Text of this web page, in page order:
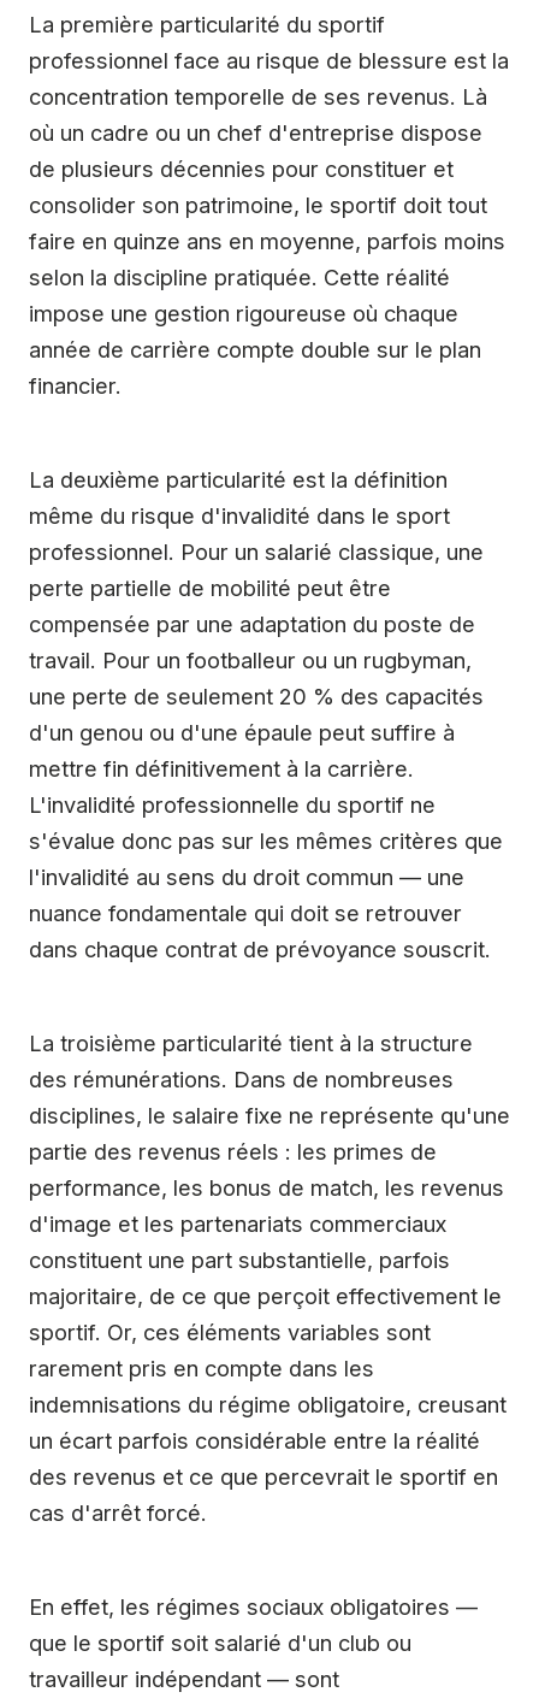
La première particularité du sportif
professionnel face au risque de blessure est la
concentration temporelle de ses revenus. Là
où un cadre ou un chef d'entreprise dispose
de plusieurs décennies pour constituer et
consolider son patrimoine, le sportif doit tout
faire en quinze ans en moyenne, parfois moins
selon la discipline pratiquée. Cette réalité
impose une gestion rigoureuse où chaque
année de carrière compte double sur le plan
financier.
La deuxième particularité est la définition
même du risque d'invalidité dans le sport
professionnel. Pour un salarié classique, une
perte partielle de mobilité peut être
compensée par une adaptation du poste de
travail. Pour un footballeur ou un rugbyman,
une perte de seulement 20 % des capacités
d'un genou ou d'une épaule peut suffire à
mettre fin définitivement à la carrière.
L'invalidité professionnelle du sportif ne
s'évalue donc pas sur les mêmes critères que
l'invalidité au sens du droit commun — une
nuance fondamentale qui doit se retrouver
dans chaque contrat de prévoyance souscrit.
La troisième particularité tient à la structure
des rémunérations. Dans de nombreuses
disciplines, le salaire fixe ne représente qu'une
partie des revenus réels : les primes de
performance, les bonus de match, les revenus
d'image et les partenariats commerciaux
constituent une part substantielle, parfois
majoritaire, de ce que perçoit effectivement le
sportif. Or, ces éléments variables sont
rarement pris en compte dans les
indemnisations du régime obligatoire, creusant
un écart parfois considérable entre la réalité
des revenus et ce que percevrait le sportif en
cas d'arrêt forcé.
En effet, les régimes sociaux obligatoires —
que le sportif soit salarié d'un club ou
travailleur indépendant — sont